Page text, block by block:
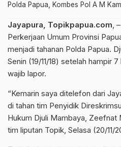
Polda Papua, Kombes Pol A M
Jayapura, Topikpapua.com,
Perkerjaan Umum Provinsi
menjadi tahanan Polda Papua.
Senin (19/11/18) setelah hampir
wajib lapor.
“Kemarin saya ditelefon dari
di tahan tim Penyidik
Hukum Djuli Mambaya,
tim liputan Topik, Selasa (20/11/